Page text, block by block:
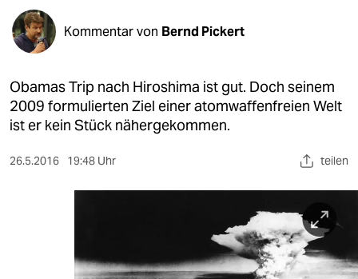
gesellschaft
kultur
sport
berlin
nord
wahrheit
Kommentar von Bernd Pickert
Obamas Trip nach Hiroshima ist gut. Doch seinem
2009 formulierten Ziel einer atomwaffenfreien Welt
ist er kein Stück nähergekommen.
26.5.2016 19:48 Uhr teilen